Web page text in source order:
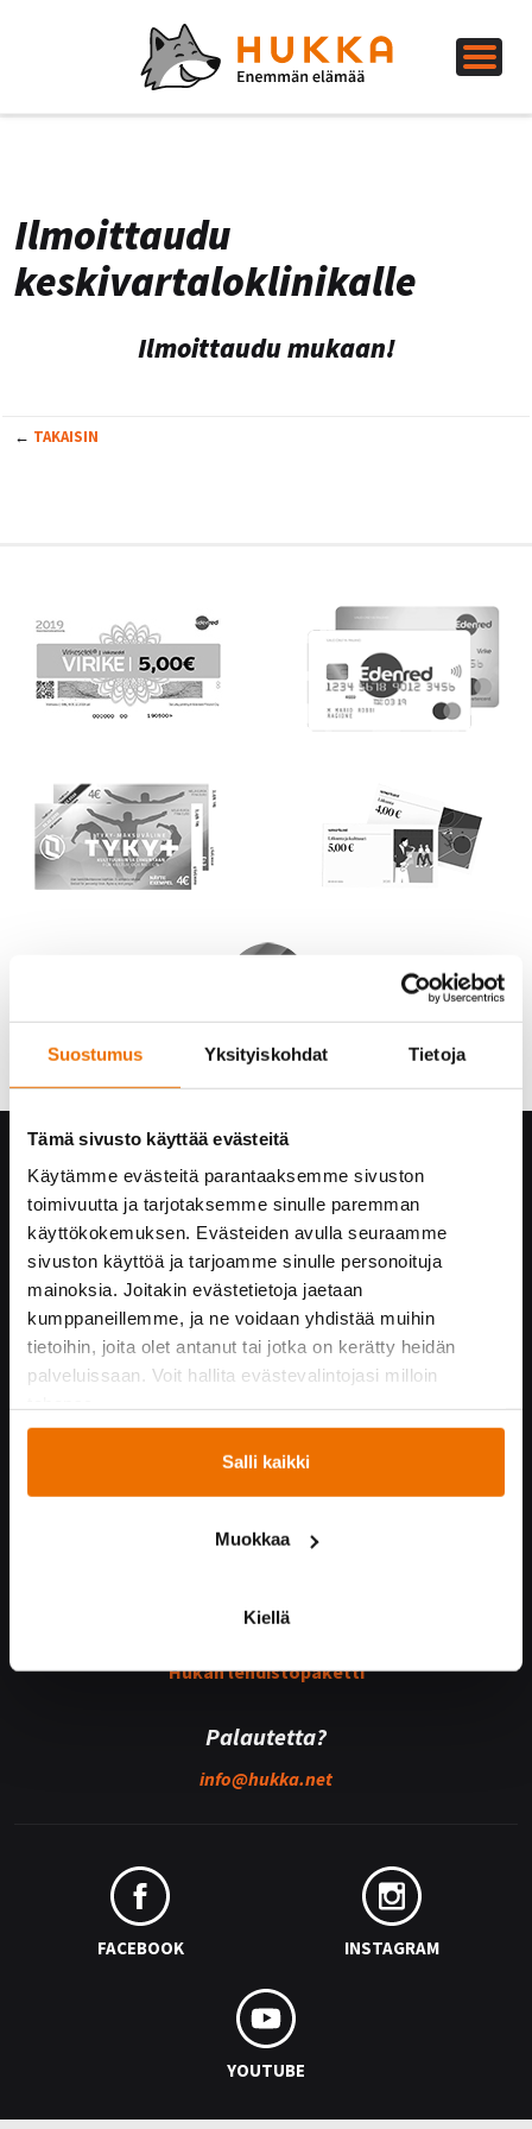
Suostumus Yksityiskohdat Tietoja
Tämä sivusto käyttää evästeitä
Käytämme evästeitä parantaaksemme sivuston
toimivuutta ja tarjotaksemme sinulle paremman
käyttökokemuksen. Evästeiden avulla seuraamme
sivuston käyttöä ja tarjoamme sinulle personoituja
mainoksia. Joitakin evästetietoja jaetaan
kumppaneillemme, ja ne voidaan yhdistää muihin
tietoihin, joita olet antanut tai jotka on kerätty heidän
palveluissaan. Voit hallita evästevalintojasi milloin
Salli kaikki
Muokkaa
Kiellä
Ilmoittaudu
keskivartaloklinikalle
Ilmoittaudu mukaan!
← TAKAISIN
Hukka yrityksenä
Yhteystiedot
Hukan historiaa
Vastuullisuus
Turvallisuus Hukassa
Töihin Hukkaan
Yrityskumppaneille
Hukka-joukkue
Medialle
Hukan lehdistöpaketti
Palautetta?
info@hukka.net
FACEBOOK INSTAGRAM
YOUTUBE